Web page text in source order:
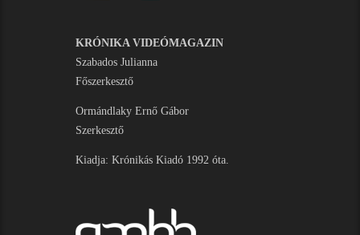
KRÓNIKA VIDEÓMAGAZIN
Szabados Julianna
Főszerkesztő
Ormándlaky Ernő Gábor
Szerkesztő
Kiadja: Krónikás Kiadó 1992 óta.